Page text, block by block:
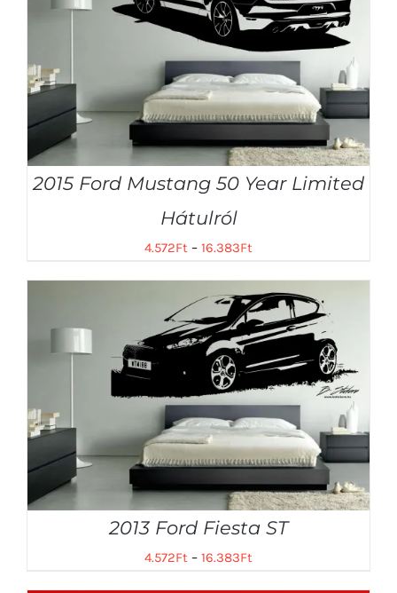
2015 Ford Mustang 50 Year Limited
Hátulról
4.572Ft – 16.383Ft
2013 Ford Fiesta ST
4.572Ft – 16.383Ft